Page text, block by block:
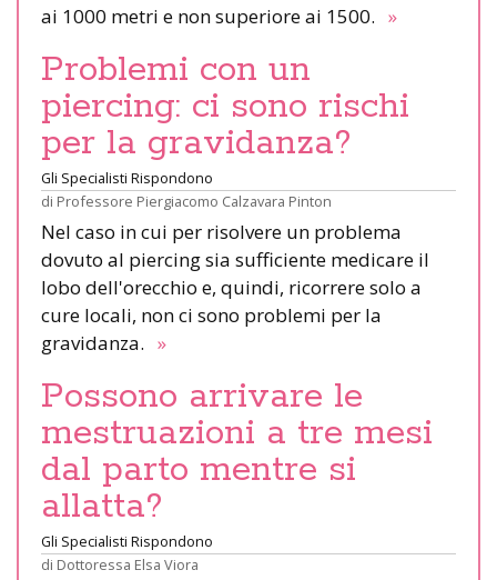
ai 1000 metri e non superiore ai 1500. »
Problemi con un
piercing: ci sono rischi
per la gravidanza?
Gli Specialisti Rispondono
di Professore Piergiacomo Calzavara Pinton
Nel caso in cui per risolvere un problema
dovuto al piercing sia sufficiente medicare il
lobo dell'orecchio e, quindi, ricorrere solo a
cure locali, non ci sono problemi per la
gravidanza. »
Possono arrivare le
mestruazioni a tre mesi
dal parto mentre si
allatta?
Gli Specialisti Rispondono
di Dottoressa Elsa Viora